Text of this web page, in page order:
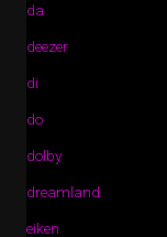
da
deezer
di
do
dolby
dreamland
eiken